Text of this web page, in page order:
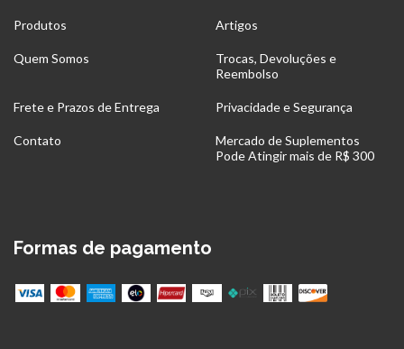
Produtos Artigos
Quem Somos
Trocas, Devoluções e
Reembolso
Frete e Prazos de Entrega Privacidade e Segurança
Contato
Mercado de Suplementos
Pode Atingir mais de R$ 300
Formas de pagamento